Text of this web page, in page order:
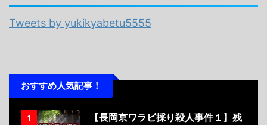
Tweets by yukikyabetu5555
おすすめ人気記事！
1
【長岡京ワラビ採り殺人事件１】残